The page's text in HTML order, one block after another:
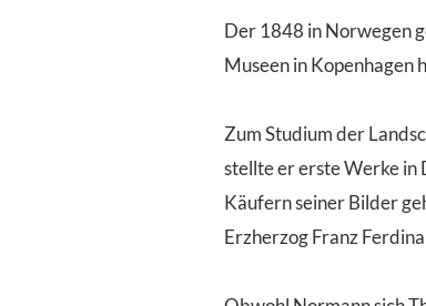
Der 1848 in Norwegen
Museen in Kopenhagen
Zum Studium der
stellte er erste Werke in
Käufern seiner Bilder
Erzherzog Franz